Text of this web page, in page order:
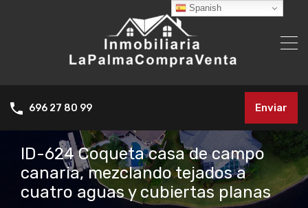
696 27 80 99 Enviar
ID-624 Coqueta casa de campo
canaria, mezclando tejados a
cuatro aguas y cubiertas planas
Spanish